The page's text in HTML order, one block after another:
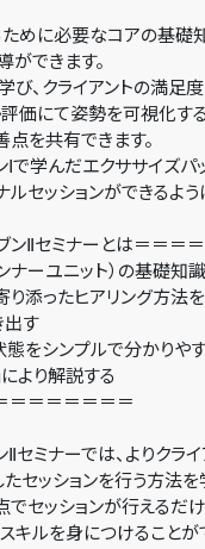
めに必要なコアの基礎
ができます。
び、クライアントの満足
価にて姿勢を可視化する
点を共有できます。
Ⅰで学んだエクササイズ
ルセッションができるよう
ンⅡセミナーとは＝＝＝
ナーユニット）の基礎知識
添ったヒアリング方法
出す
をシンプルで分かりや
より解説する
＝＝＝＝＝＝＝
Ⅱセミナーでは、よりクラ
セッションを行う方法を
でセッションが行えるだ
キルを身につけることが